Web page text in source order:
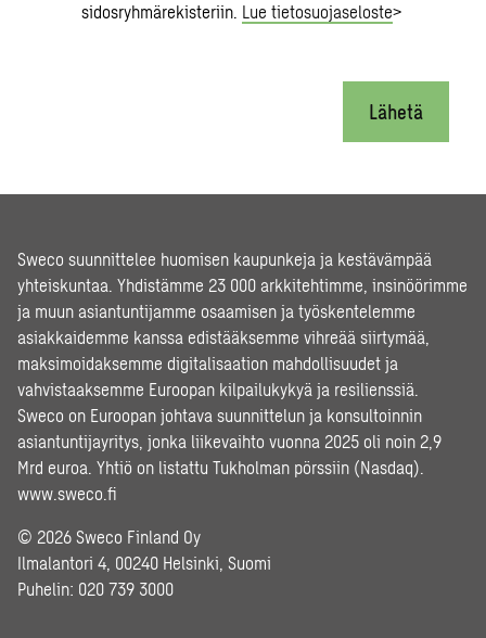
sidosryhmärekisteriin. Lue tietosuojaseloste>
Lähetä
Sweco suunnittelee huomisen kaupunkeja ja kestävämpää
yhteiskuntaa. Yhdistämme 23 000 arkkitehtimme, insinöörimme
ja muun asiantuntijamme osaamisen ja työskentelemme
asiakkaidemme kanssa edistääksemme vihreää siirtymää,
maksimoidaksemme digitalisaation mahdollisuudet ja
vahvistaaksemme Euroopan kilpailukykyä ja resilienssiä.
Sweco on Euroopan johtava suunnittelun ja konsultoinnin
asiantuntijayritys, jonka liikevaihto vuonna 2025 oli noin 2,9
Mrd euroa. Yhtiö on listattu Tukholman pörssiin (Nasdaq).
www.sweco.fi
© 2026 Sweco Finland Oy
Ilmalantori 4, 00240 Helsinki, Suomi
Puhelin: 020 739 3000